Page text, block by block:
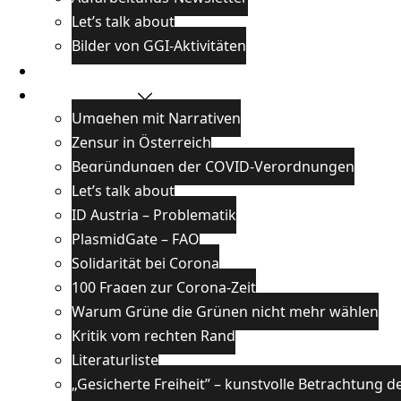
Let’s talk about
Bilder von GGI-Aktivitäten
Wissenswertes
Umgehen mit Narrativen
Zensur in Österreich
Begründungen der COVID-Verordnungen
Let’s talk about
ID Austria – Problematik
PlasmidGate – FAQ
Solidarität bei Corona
100 Fragen zur Corona-Zeit
Warum Grüne die Grünen nicht mehr wählen
Kritik vom rechten Rand
Literaturliste
„Gesicherte Freiheit” – kunstvolle Betrachtung